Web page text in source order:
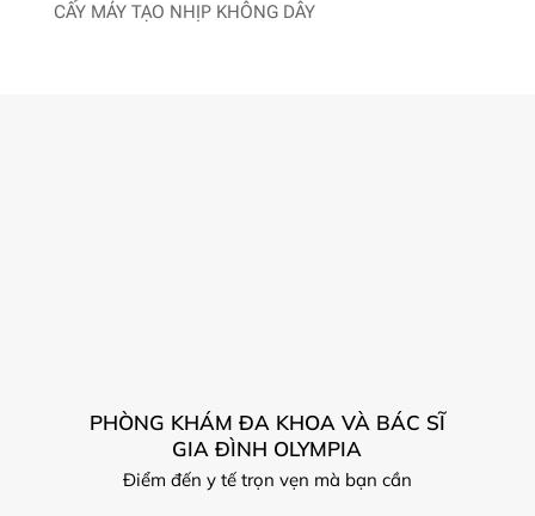
CẤY MÁY TẠO NHỊP KHÔNG DÂY
PHÒNG KHÁM ĐA KHOA VÀ BÁC SĨ
GIA ĐÌNH OLYMPIA
Điểm đến y tế trọn vẹn mà bạn cần